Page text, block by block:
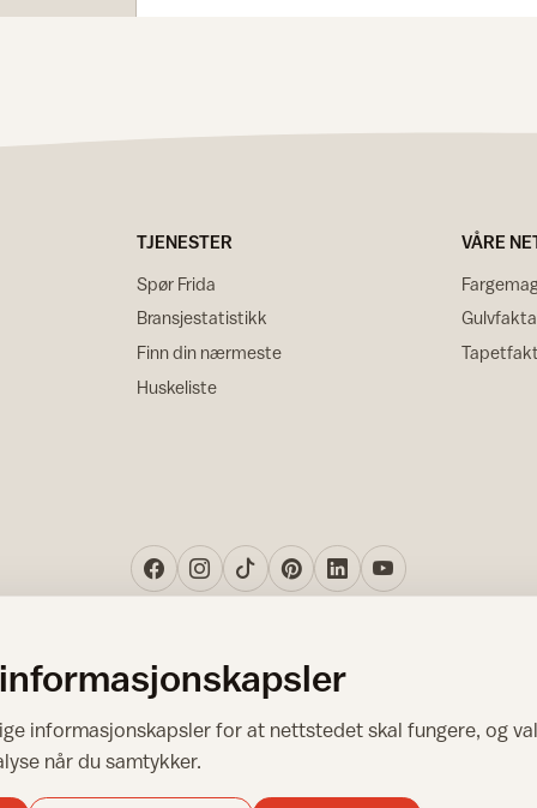
TJENESTER
Spør Frida
Bransjestatistikk
Finn din nærmeste
Huskeliste
VÅRE
Gulvfakta
Copyright © 1995-2026. All Rights Reserved.
Ansvarlig redaktør: Helge Bod Vangen
informasjonskapsler for at nettstedet skal fungere, og
når du samtykker.